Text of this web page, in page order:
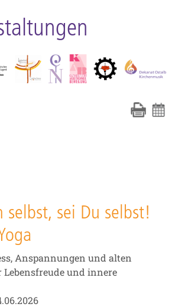
selbst, sei Du selbst!
Anspannungen und alten
und innere